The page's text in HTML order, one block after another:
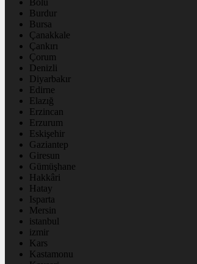
Bolu
Burdur
Bursa
Çanakkale
Çankırı
Çorum
Denizli
Diyarbakır
Edirne
Elazığ
Erzincan
Erzurum
Eskişehir
Gaziantep
Giresun
Gümüşhane
Hakkâri
Hatay
Isparta
Mersin
istanbul
izmir
Kars
Kastamonu